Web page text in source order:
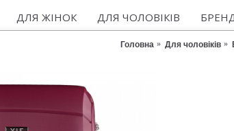
ДЛЯ ЖІНОК ДЛЯ ЧОЛОВІКІВ
Головна Для чоловіків